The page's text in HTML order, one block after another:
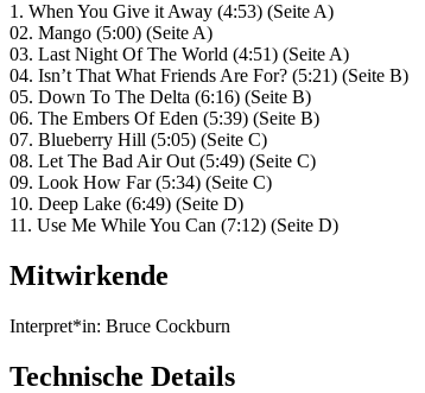
1. When You Give it Away (4:53) (Seite A)
02. Mango (5:00) (Seite A)
03. Last Night Of The World (4:51) (Seite A)
04. Isn’t That What Friends Are For? (5:21) (Seite B)
05. Down To The Delta (6:16) (Seite B)
06. The Embers Of Eden (5:39) (Seite B)
07. Blueberry Hill (5:05) (Seite C)
08. Let The Bad Air Out (5:49) (Seite C)
09. Look How Far (5:34) (Seite C)
10. Deep Lake (6:49) (Seite D)
11. Use Me While You Can (7:12) (Seite D)
Mitwirkende
Interpret*in: Bruce Cockburn
Technische Details